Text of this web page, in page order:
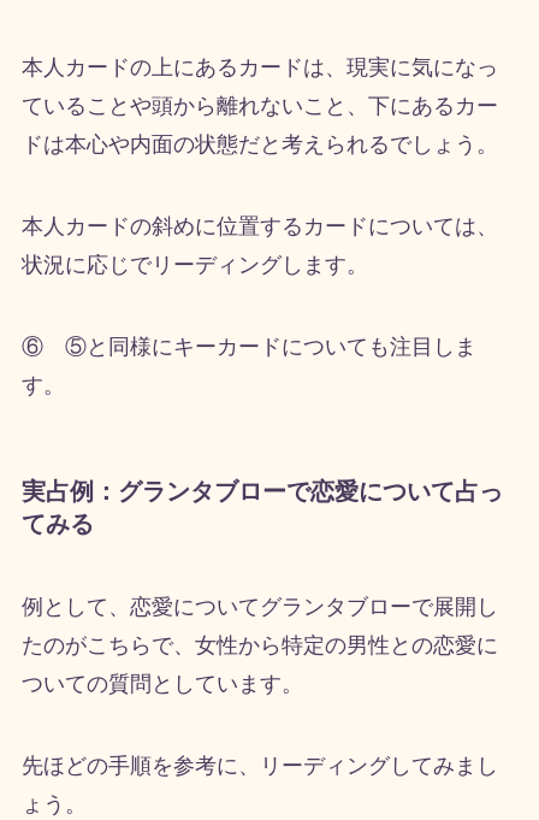
本人カードの上にあるカードは、現実に気になっ
ていることや頭から離れないこと、下にあるカー
ドは本心や内面の状態だと考えられるでしょう。
本人カードの斜めに位置するカードについては、
状況に応じでリーディングします。
⑥ ⑤と同様にキーカードについても注目しま
す。
実占例：グランタブローで恋愛について占っ
てみる
例として、恋愛についてグランタブローで展開し
たのがこちらで、女性から特定の男性との恋愛に
ついての質問としています。
先ほどの手順を参考に、リーディングしてみまし
ょう。